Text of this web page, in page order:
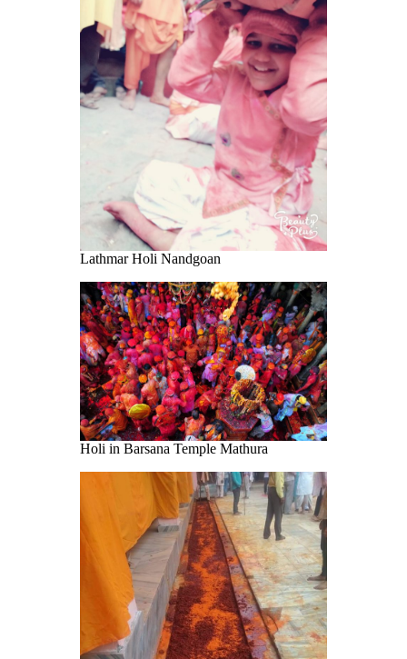
Lathmar Holi Nandgoan
Holi in Barsana Temple Mathura